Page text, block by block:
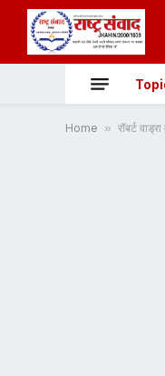
Home » रॉबर्ट